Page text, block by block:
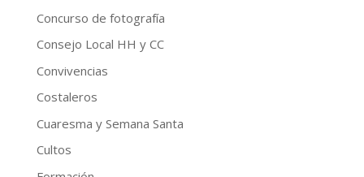
Concurso de fotografía
Consejo Local HH y CC
Convivencias
Costaleros
Cuaresma y Semana Santa
Cultos